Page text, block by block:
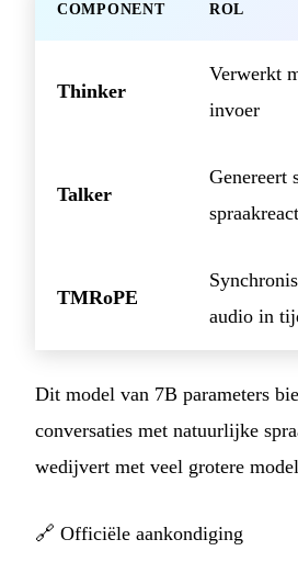
COMPONENT ROL
Thinker
Verwerkt
invoer
Talker
Genereert
TMRoPE
audio in
Dit model van 7B parameters
conversaties met natuurlijke
wedijvert met veel grotere
🔗 Officiële aankondiging